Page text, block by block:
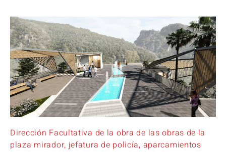
Dirección Facultativa de la obra de las obras de la
plaza mirador, jefatura de policía, aparcamientos